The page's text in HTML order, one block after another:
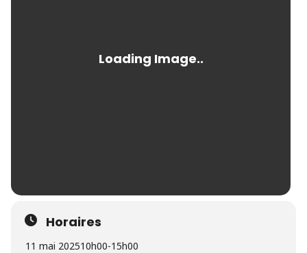
Horaires
11 mai 202510h00-15h00